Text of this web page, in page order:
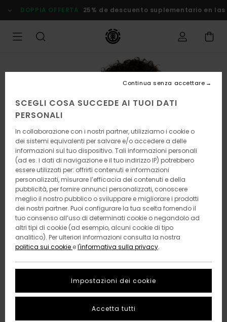
alle
informazioni
prodotto
DOPPIA OFFERTA 25% de descuento suplementario en las
SCEGLI COSA SUCCEDE AI TUOI DATI
PERSONALI
In collaborazione con i nostri partner, utilizziamo i cookie o
dei sistemi equivalenti per salvare e/o accedere a delle
informazioni sul tuo dispositivo. Tali informazioni personali
(ad es. i dati di navigazione e il tuo indirizzo IP) potrebbero
essere utilizzati per: offrirti contenuti e informazioni
personalizzati, misurare l’efficacia dei contenuti e della
pubblicità, per fornire annunci personalizzati, conoscere
meglio il nostro pubblico o sviluppare e migliorare i prodotti
dei nostri partner. Puoi configurare la tua scelta fornendo il
tuo consenso all’uso di determinati cookie o negandolo ad
altri tipi di cookie (ad esempio, alcuni cookie di tipo
analitico). Per ulteriori informazioni consulta la nostra
politica sui cookie el'informativa sulla privacy.
Impostazioni dei cookie
Continua senza accettare
Accetta tutti